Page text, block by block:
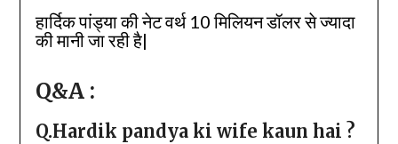
हार्दिक पांड्या की नेट वर्थ 10 मिलियन डॉलर से ज्यादा
की मानी जा रही है|
Q&A :
Q.Hardik pandya ki wife kaun hai ?